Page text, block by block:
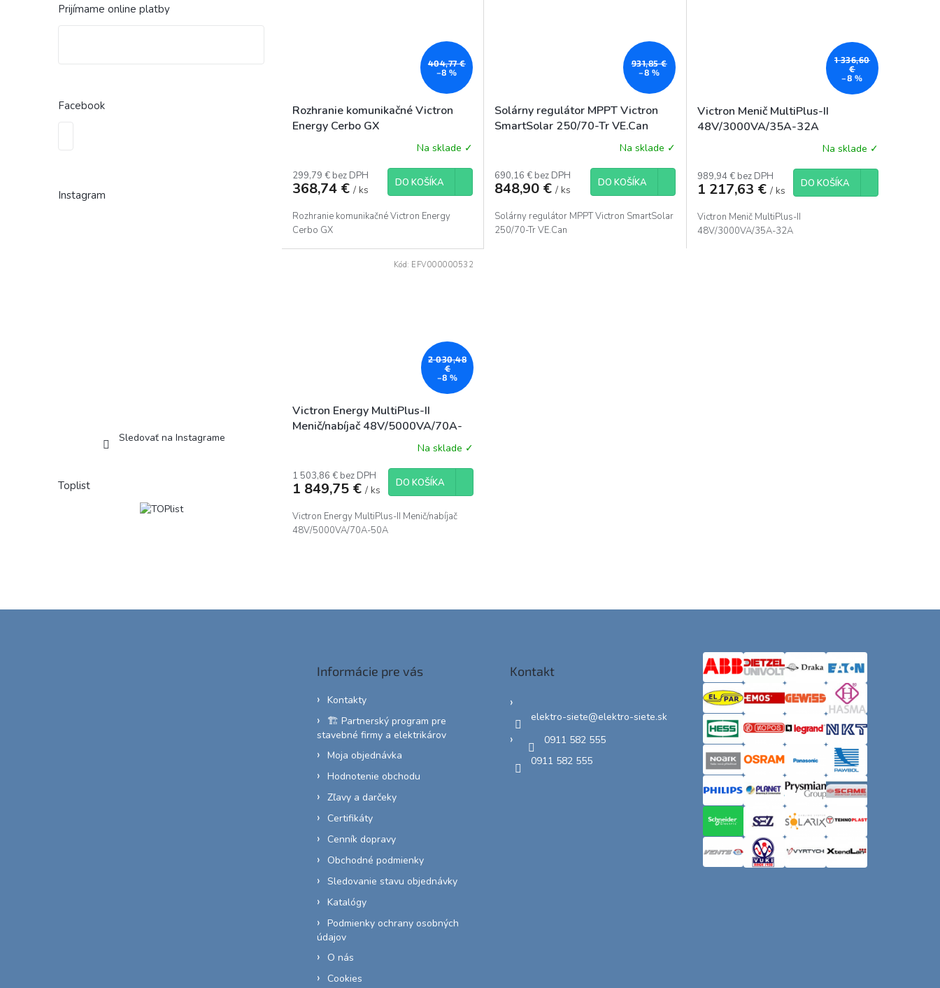
Prijímame online platby
Facebook
Instagram
Sledovať na Instagrame
Toplist
404,77 €
–8 %
Rozhranie komunikačné Victron
Energy Cerbo GX
Na sklade ✓
299,79 € bez DPH
368,74 € / ks
DO KOŠÍKA
Rozhranie komunikačné Victron Energy
Cerbo GX
931,85 €
–8 %
Solárny regulátor MPPT Victron
SmartSolar 250/70-Tr VE.Can
Na sklade ✓
690,16 € bez DPH
848,90 €/ ks
DO KOŠÍKA
Solárny regulátor MPPT Victron SmartSolar
250/70-Tr VE.Can
1 336,60
€
–8 %
Victron Menič MultiPlus-II
48V/3000VA/35A-32A
Na sklade ✓
989,94 € bez DPH
1 217,63 € / ks
DO KOŠÍKA
Victron Menič MultiPlus-II
48V/3000VA/35A-32A
2 030,48
€
–8 %
Victron Energy MultiPlus-II
Menič/nabíjač 48V/5000VA/70A-
Na sklade ✓
1 503,86 € bez DPH
1 849,75 € / ks
DO KOŠÍKA
Victron Energy MultiPlus-II Menič/nabíjač
48V/5000VA/70A-50A
Kód: EFV000000532
á
v
k
y
ý
Informácie pre vás
Kontakty
🏗️ Partnerský program pre
stavebné firmy a elektrikárov
Moja objednávka
Hodnotenie obchodu
Zľavy a darčeky
Certifikáty
Cenník dopravy
Obchodné podmienky
Sledovanie stavu objednávky
Katalógy
Podmienky ochrany osobných
údajov
O nás
Cookies
Kontakt
elektro-siete@elektro-siete.sk
0911 582 555
0911 582 555